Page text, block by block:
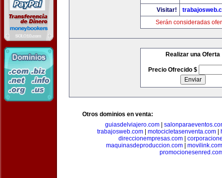
Visitar!
Serán consideradas
Realizar una Oferta
Precio Ofrecido $
Otros dominios en venta:
guiasdelviajero.com|
trabajosweb.com| motocicletasenventa.com|
direccionempresas.com|
maquinasdeproduccion.com
movilink.com